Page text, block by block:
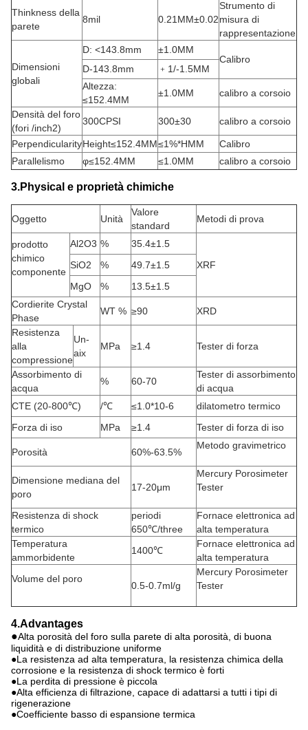
Thinkness della
parete
8mil 0.21MM±0.02
Strumento di
misura di
rappresentazione
Dimensioni
globali
D: <143.8mm
±1.0MM
Calibro
D-143.8mm
﹢1/-1.5MM
Altezza:
≤152.4MM
±1.0MM
calibro a corsoio
Densità del foro
(fori /inch2)
300CPSI 300±30 calibro a corsoio
PerpendicularityHeight≤152.4MM≤1%*HMM
Calibro
Parallelismo
φ≤152.4MM ≤1.0MM calibro a corsoio
3.Physical e proprietà chimiche
Oggetto Unità
Valore
standard
Metodi di prova
prodotto
chimico
componente
Al2O3 %
35.4±1.5
XRF
SiO2 %
49.7±1.5
MgO
%
13.5±1.5
Cordierite Crystal
Phase
WT % ≥90
XRD
Resistenza
alla
compressione
Un-
aix
MPa ≥1.4 Tester di forza
Assorbimento di
acqua
% 60-70
Tester di assorbimento
di acqua
CTE (20-800℃)
/℃ ≤1.0*10-6
dilatometro termico
Forza di iso
MPa ≥1.4 Tester di forza di iso
Porosità 60%-63.5%
Metodo gravimetrico
Dimensione mediana del
poro
17-20μm
Mercury Porosimeter
Tester
Resistenza di shock
termico
periodi
650℃/three
Fornace elettronica ad
alta temperatura
Temperatura
ammorbidente
1400℃
Fornace elettronica ad
alta temperatura
Volume del poro
0.5-0.7ml/g
Mercury Porosimeter
Tester
4.Advantages
●Alta porosità del foro sulla parete di alta porosità, di buona
liquidità e di distribuzione uniforme
●La resistenza ad alta temperatura, la resistenza chimica della
corrosione e la resistenza di shock termico è forti
●La perdita di pressione è piccola
●Alta efficienza di filtrazione, capace di adattarsi a tutti i tipi di
rigenerazione
●Coefficiente basso di espansione termica